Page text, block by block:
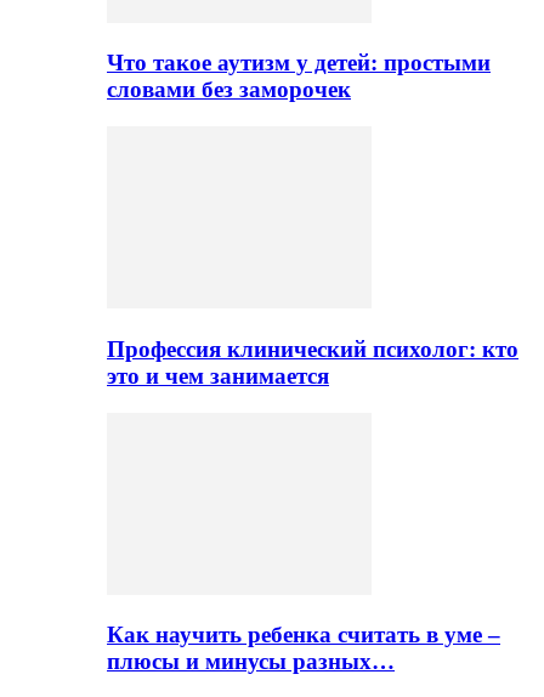
Что такое аутизм у детей: простыми
словами без заморочек
Профессия клинический психолог: кто
это и чем занимается
Как научить ребенка считать в уме –
плюсы и минусы разных…